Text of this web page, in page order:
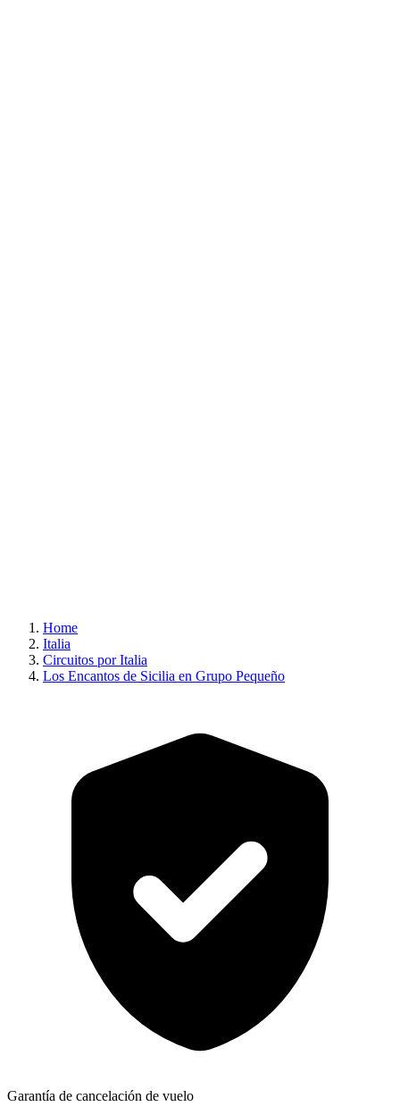
Home
Italia
Circuitos por Italia
Los Encantos de Sicilia en Grupo Pequeño
Garantía de cancelación de vuelo